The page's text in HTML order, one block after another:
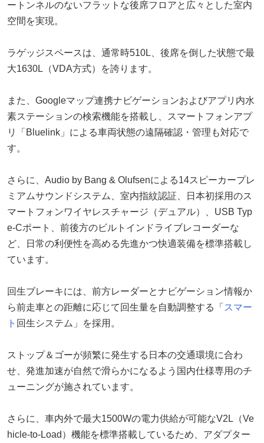
ートンネルのないフラットな後席フロアと広々とした室内
空間を実現。
ラゲッジスペースは、通常時510L、後席を倒した状態で最
大1630L（VDA方式）を誇ります。
また、Googleマップ連携ナビゲーションおよびアプリ内水
素ステーションの検索機能を搭載し、スマートフォンアプ
リ「Bluelink」による車両状態の遠隔確認・管理も対応で
す。
さらに、Audio by Bang & Olufsenによる14スピーカープレ
ミアムサウンドシステム、室内指紋認証、日本初採用のス
マートフォンワイヤレスチャージ（デュアル）、USB Typ
e-Cポート、前後方のビルトインドライブレコーダーな
ど、日常の利便性を高める先進かつ快適装備を標準搭載し
ています。
回生ブレーキには、前方レーダーとナビゲーション情報か
ら前走車との距離に応じて回生量を自動調整する「 スマー
ト 回生システム」を採用。
ストップ＆ゴーが頻繁に発生する日本の交通環境に合わ
せ、発進加速が自然で滑らかになるよう国内仕様専用のチ
ューニングが施されています。
さらに、車内外で最大1500Wの電力供給が可能なV2L（Ve
hicle-to-Load）機能を標準搭載しているため、アダプター